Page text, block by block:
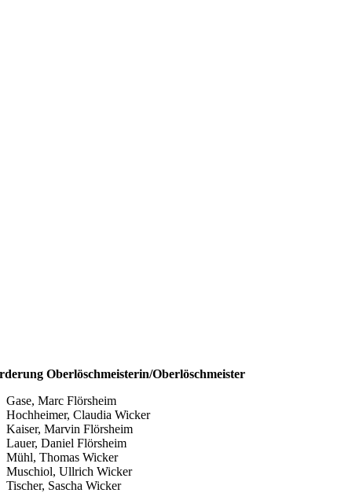
Oberlöschmeisterin/Oberlöschmeister
Gase, Marc Flörsheim
Hochheimer, Claudia Wicker
Kaiser, Marvin Flörsheim
Lauer, Daniel Flörsheim
Mühl, Thomas Wicker
Muschiol, Ullrich Wicker
Tischer, Sascha Wicker